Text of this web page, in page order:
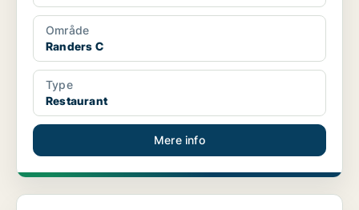
Område
Randers C
Type
Restaurant
Mere info
Boligudlejningsejendom i Bjerringbro